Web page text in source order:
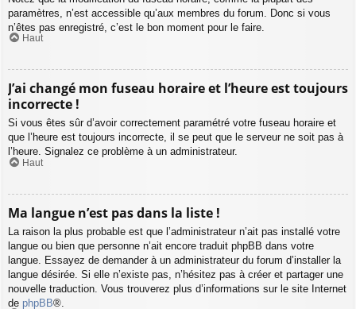
paramètres, n’est accessible qu’aux membres du forum. Donc si vous
n’êtes pas enregistré, c’est le bon moment pour le faire.
Haut
J’ai changé mon fuseau horaire et l’heure est toujours
incorrecte !
Si vous êtes sûr d’avoir correctement paramétré votre fuseau horaire et
que l’heure est toujours incorrecte, il se peut que le serveur ne soit pas à
l’heure. Signalez ce problème à un administrateur.
Haut
Ma langue n’est pas dans la liste !
La raison la plus probable est que l’administrateur n’ait pas installé votre
langue ou bien que personne n’ait encore traduit phpBB dans votre
langue. Essayez de demander à un administrateur du forum d’installer la
langue désirée. Si elle n’existe pas, n’hésitez pas à créer et partager une
nouvelle traduction. Vous trouverez plus d’informations sur le site Internet
de phpBB®.